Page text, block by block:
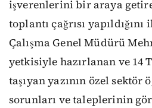
işverenlerini bir araya
toplantı çağrısı
Çalışma Genel Müdürü
yetkisiyle hazırlanan ve 14
taşıyan yazının özel
sorunları ve taleplerinin